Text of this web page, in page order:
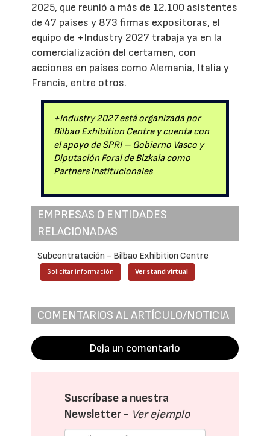
2025, que reunió a más de 12.100 asistentes
de 47 países y 873 firmas expositoras, el
equipo de +Industry 2027 trabaja ya en la
comercialización del certamen, con
acciones en países como Alemania, Italia y
Francia, entre otros.
+Industry 2027 está organizada por
Bilbao Exhibition Centre y cuenta con
el apoyo de SPRI – Gobierno Vasco y
Diputación Foral de Bizkaia como
Partners Institucionales
EMPRESAS O ENTIDADES
RELACIONADAS
Subcontratación - Bilbao Exhibition Centre
Solicitar información Ver stand virtual
COMENTARIOS AL ARTÍCULO/NOTICIA
Deja un comentario
Suscríbase a nuestra
Newsletter - Ver ejemplo